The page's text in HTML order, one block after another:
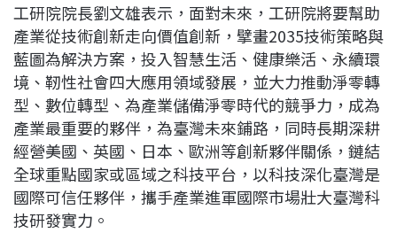
工研院院長劉文雄表示，面對未來，工研院將要幫助
產業從技術創新走向價值創新，擘畫2035技術策略與
藍圖為解決方案，投入智慧生活、健康樂活、永續環
境、靭性社會四大應用領域發展，並大力推動淨零轉
型、數位轉型、為產業儲備淨零時代的競爭力，成為
產業最重要的夥伴，為臺灣未來鋪路，同時長期深耕
經營美國、英國、日本、歐洲等創新夥伴關係，鏈結
全球重點國家或區域之科技平台，以科技深化臺灣是
國際可信任夥伴，攜手產業進軍國際市場壯大臺灣科
技研發實力。